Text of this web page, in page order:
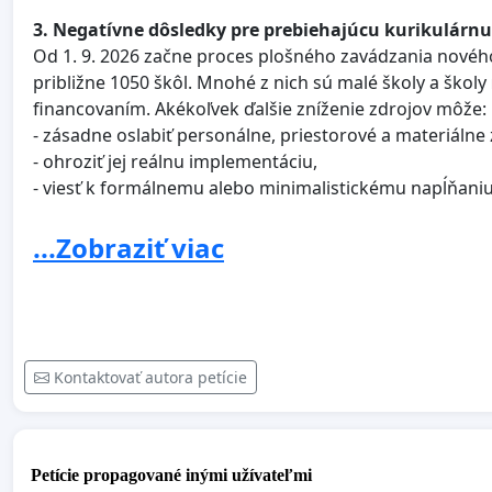
3. Negatívne dôsledky pre prebiehajúcu
Od 1. 9. 2026 začne proces plošného zavádzania
približne 1050 škôl. Mnohé z nich sú malé školy a
financovaním. Akékoľvek ďalšie zníženie zdrojov môže:
- zásadne oslabiť personálne, priestorové a materiálne
- ohroziť jej reálnu implementáciu,
- viesť k formálnemu alebo minimalistickému
4. Obchádzanie zásady partnerstva a rozpor so
Navrhovaná úprava nebola prerokovaná so
5. Rozpor s odporúčaniami Zmiešanej slovensko-
odporúčania zaväzujú Slovenskú republiku:
...Zobraziť viac
Kontaktovať autora petície
Petície propagované inými užívateľmi